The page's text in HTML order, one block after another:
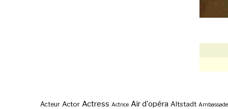
Acteur Actor Actress Actrice Air d'opéra Altstadt Ambassade